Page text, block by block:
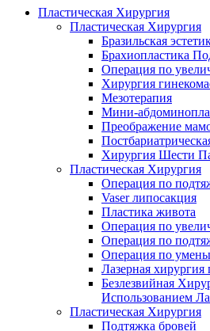
Пластическая Хирургия
Пластическая Хирургия
Бразильская
Брахиопластика
Операция по
Хирургия
Мезотерапия
Мини-
Преображение
Хирургия Шести
Пластическая Хирургия
Операция по
Vaser липосакция
Пластика живота
Операция по
Операция по
Операция по
Лазерная хирургия
Безлезвийная
Использованием
Пластическая Хирургия
Подтяжка бровей